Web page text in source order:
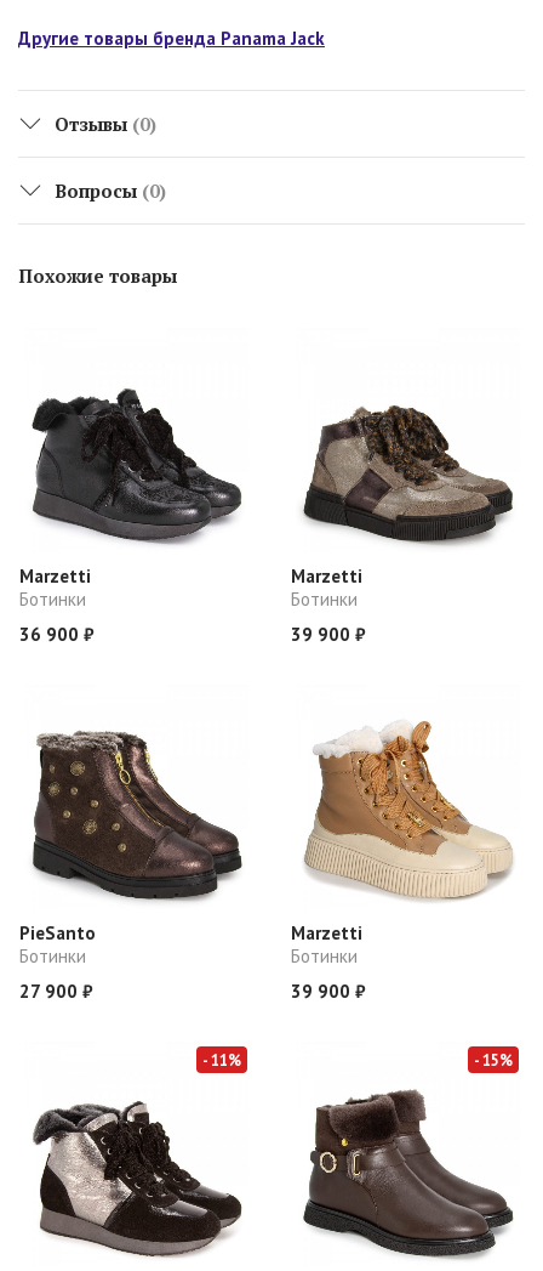
Другие товары бренда Panama Jack
Отзывы (0)
Вопросы (0)
Похожие товары
Marzetti
Ботинки
36 900 ₽
Marzetti
Ботинки
39 900 ₽
PieSanto
Ботинки
27 900 ₽
Marzetti
Ботинки
39 900 ₽
- 11% - 15%